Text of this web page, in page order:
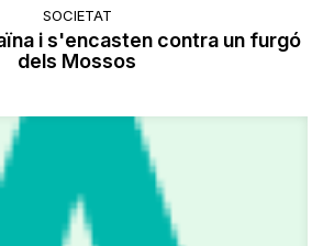
SOCIETAT
i s'encasten contra un furgó
dels Mossos